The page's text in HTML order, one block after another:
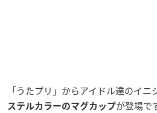
「うたプリ」からアイドル達のイ
ステルカラーのマグカップが登場で